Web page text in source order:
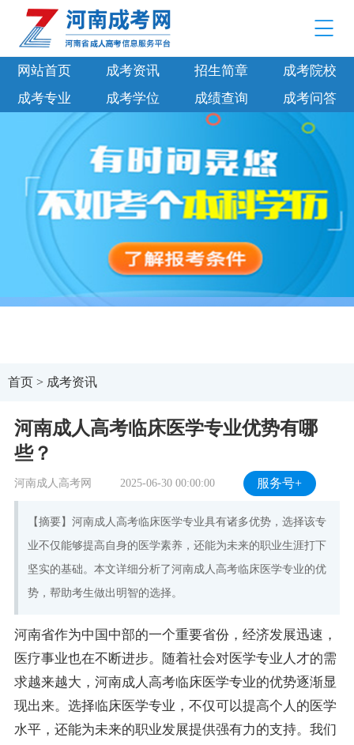
网站首页 成考资讯 招生简章
成考院校
成考专业
成考学位 成绩查询 成考问答
首页> 成考资讯
河南成人高考临床医学专业优势有哪
些？
河南成人高考网 2025-06-30 00:00:00 服务号+
【摘要】河南成人高考临床医学专业具有诸多优势，选择该专
业不仅能够提高自身的医学素养，还能为未来的职业生涯打下
坚实的基础。本文详细分析了河南成人高考临床医学专业的优
势，帮助考生做出明智的选择。
河南省作为中国中部的一个重要省份，经济发展迅速，
医疗事业也在不断进步。随着社会对医学专业人才的需
求越来越大，河南成人高考临床医学专业的优势逐渐显
现出来。选择临床医学专业，不仅可以提高个人的医学
水平，还能为未来的职业发展提供强有力的支持。我们